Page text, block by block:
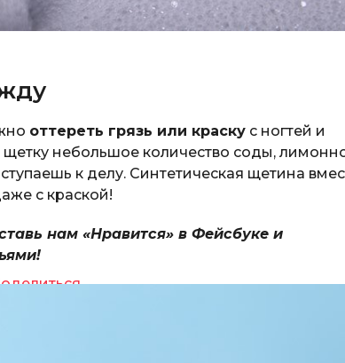
оттереть грязь или краску с ногтей и
небольшое количество соды,
к делу. Синтетическая щетина
с краской!
нам «Нравится» в Фейсбуке и